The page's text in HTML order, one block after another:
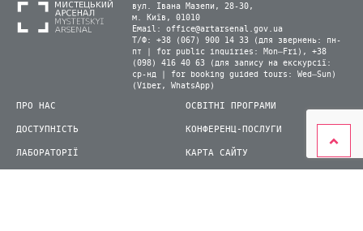
вул. Івана Мазепи, 28-30,
м. Київ, 01010
Email: office@artarsenal.gov.ua
Т/Ф: +38 (067) 900 14 33 (для звернень: пн-
пт | for public inquiries: Mon–Fri), +38
(098) 416 40 63 (для запису на екскурсії:
ср-нд | for booking guided tours: Wed–Sun)
(Viber, WhatsApp)
ПРО НАС
ДОСТУПНІСТЬ
ЛАБОРАТОРІЇ
ОСВІТНІ ПРОГРАМИ
КОНФЕРЕНЦ-ПОСЛУГИ
КАРТА САЙТУ